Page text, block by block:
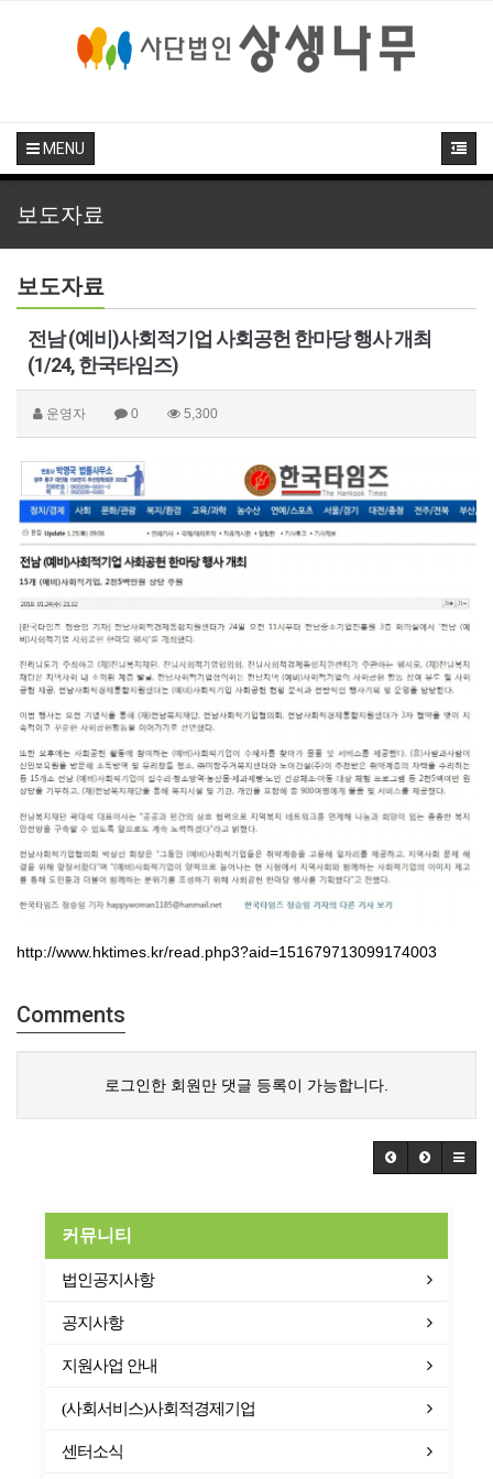
MENU
보도자료
보도자료
전남 (예비)사회적기업 사회공헌 한마당 행사 개최
(1/24, 한국타임즈)
운영자 0 5,300
http://www.hktimes.kr/read.php3?aid=151679713099174003
Comments
로그인한 회원만 댓글 등록이 가능합니다.
커뮤니티
법인공지사항
공지사항
지원사업 안내
(사회서비스)사회적경제기업
센터소식